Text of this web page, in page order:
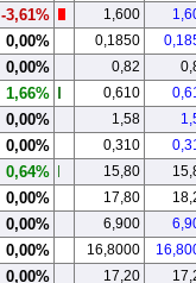
-3,61% 1,600
0,00% 0,1850
0,00% 0,82
1,66% 0,610
0,00% 1,58
0,00% 0,310
0,64% 15,80
0,00% 17,80
0,00% 6,900
0,00% 16,8000
0,00% 17,20